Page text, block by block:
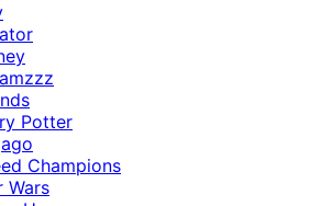
Potter
Champions
Wars